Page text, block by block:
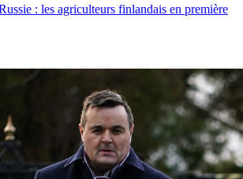
: les agriculteurs finlandais en première